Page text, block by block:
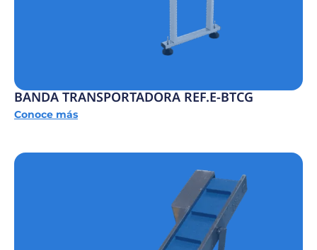
BANDA TRANSPORTADORA REF.E-BTCG
Conoce más